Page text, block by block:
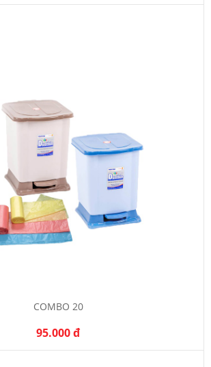
COMBO 20
95.000 đ